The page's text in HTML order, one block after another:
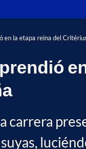
en la etapa reina del
carrera